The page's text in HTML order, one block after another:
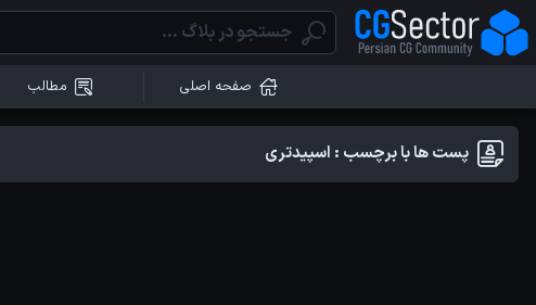
صفحه اصلی مطالب
پست ها با برچسب : اسپیدتری